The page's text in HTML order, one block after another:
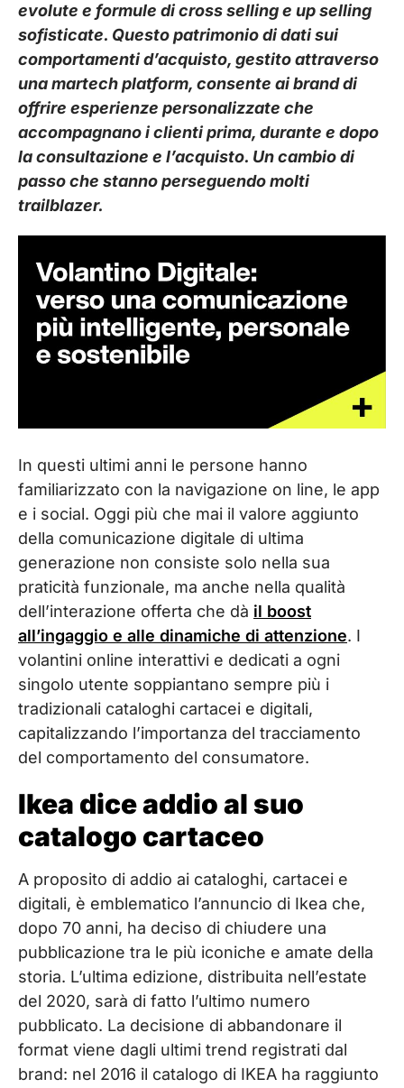
evolute e formule di cross selling e up selling
sofisticate. Questo patrimonio di dati sui
comportamenti d’acquisto, gestito attraverso
una martech platform, consente ai brand di
offrire esperienze personalizzate che
accompagnano i clienti prima, durante e dopo
la consultazione e l’acquisto. Un cambio di
passo che stanno perseguendo molti
trailblazer.
In questi ultimi anni le persone hanno
familiarizzato con la navigazione on line, le app
e i social. Oggi più che mai il valore aggiunto
della comunicazione digitale di ultima
generazione non consiste solo nella sua
praticità funzionale, ma anche nella qualità
dell’interazione offerta che dà il boost
all’ingaggio e alle dinamiche di attenzione. I
volantini online interattivi e dedicati a ogni
singolo utente soppiantano sempre più i
tradizionali cataloghi cartacei e digitali,
capitalizzando l’importanza del tracciamento
del comportamento del consumatore.
Ikea dice addio al suo
catalogo cartaceo
A proposito di addio ai cataloghi, cartacei e
digitali, è emblematico l’annuncio di Ikea che,
dopo 70 anni, ha deciso di chiudere una
pubblicazione tra le più iconiche e amate della
storia. L’ultima edizione, distribuita nell’estate
del 2020, sarà di fatto l’ultimo numero
pubblicato. La decisione di abbandonare il
format viene dagli ultimi trend registrati dal
brand: nel 2016 il catalogo di IKEA ha raggiunto